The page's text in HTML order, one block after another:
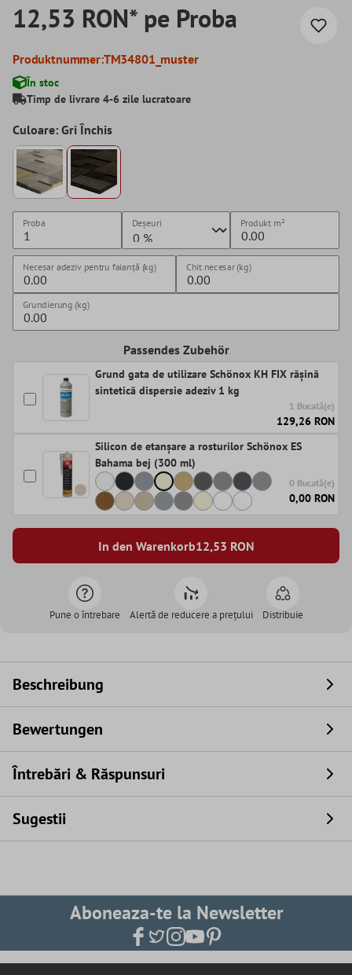
12,53 RON* pe Proba
Produktnummer:TM34801_muster
În stoc
Timp de livrare 4-6 zile lucratoare
Culoare: Gri Închis
Proba Deșeuri Produkt m²
Necesar adeziv pentru faianță (kg) Chit necesar (kg)
Grundierung (kg)
Passendes Zubehör
Grund gata de utilizare Schönox KH FIX rășină
sintetică dispersie adeziv 1 kg
1 Bucată(e)
129,26 RON
Silicon de etanșare a rosturilor Schönox ES
Bahama bej (300 ml)
0 Bucată(e)
0,00 RON
In den Warenkorb12,53 RON
Pune o întrebare Alertă de reducere a prețului Distribuie
Beschreibung
Bewertungen
Întrebări & Răspunsuri
Sugestii
Aboneaza-te la Newsletter